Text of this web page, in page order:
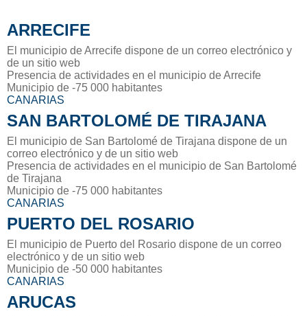
ARRECIFE
El municipio de Arrecife dispone de un correo electrónico y
de un sitio web
Presencia de actividades en el municipio de Arrecife
Municipio de -75 000 habitantes
CANARIAS
SAN BARTOLOMÉ DE TIRAJANA
El municipio de San Bartolomé de Tirajana dispone de un
correo electrónico y de un sitio web
Presencia de actividades en el municipio de San Bartolomé
de Tirajana
Municipio de -75 000 habitantes
CANARIAS
PUERTO DEL ROSARIO
El municipio de Puerto del Rosario dispone de un correo
electrónico y de un sitio web
Municipio de -50 000 habitantes
CANARIAS
ARUCAS